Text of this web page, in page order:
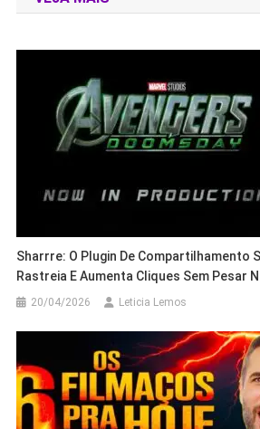
Post
Sharrre: O Plugin De Compartilhamento
Rastreia E Aumenta Cliques Sem Pesar
20/04/2026 Leticia Lemos